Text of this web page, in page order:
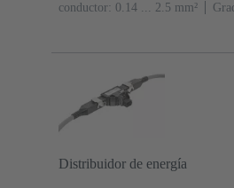
conductor: 0.14 ... 2.5 mm²
Distribuidor de energía